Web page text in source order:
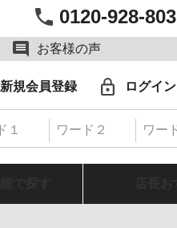
0120-928-803
お客様の声
新規会員登録 ログイン